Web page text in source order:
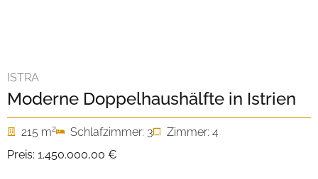
ISTRA
Moderne Doppelhaushälfte in Istrien
215 m2 Schlafzimmer: 3
Zimmer: 4
Preis: 1.450.000,00 €